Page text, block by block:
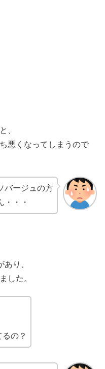
、
悪くなってしまうので
バージュの方
・・・
り、
した。
の？